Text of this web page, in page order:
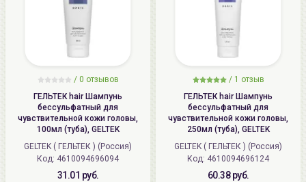
/ 0 отзывов
ГЕЛЬТЕК hair Шампунь
бессульфатный для
чувствительной кожи головы,
100мл (туба), GELTEK
GELTEK ( ГЕЛЬТЕК ) (Россия)
Код: 4610094696094
31.01 руб.
/ 1 отзыв
ГЕЛЬТЕК hair Шампунь
бессульфатный для
чувствительной кожи головы,
250мл (туба), GELTEK
GELTEK ( ГЕЛЬТЕК ) (Россия)
Код: 4610094696124
60.38 руб.